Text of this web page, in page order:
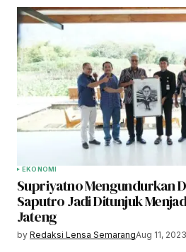
EKONOMI
Supriyatno Mengundurkan
Saputro Jadi Ditunjuk
Jateng
by Redaksi Lensa SemarangAug 11, 2023